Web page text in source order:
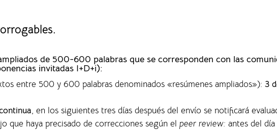
de 500-600 palabras que se corresponden con las
invitadas I+D+i):
entre 500 y 600 palabras denominados «resúmenes ampliados»): 3
, en los siguientes tres días después del envío se notificará
que haya precisado de correcciones según elpeer review: antes del día